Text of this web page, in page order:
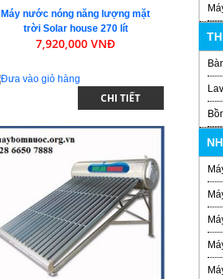
Máy nước nóng năng lượng mặt
trời Solar house 270 lít
7,920,000 VNĐ
CHI TIẾT